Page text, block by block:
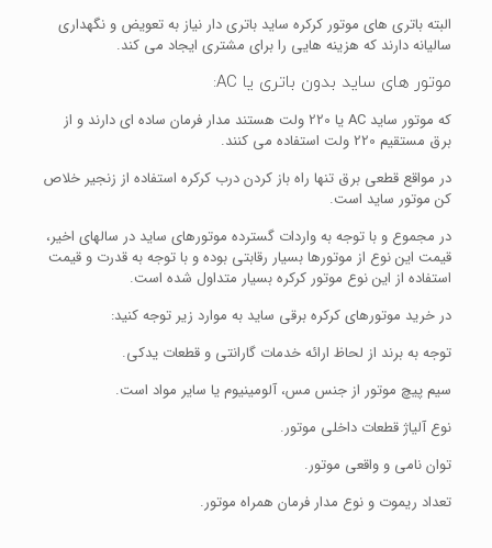
البته باتری های موتور کرکره ساید باتری دار نیاز به تعویض و نگهداری
سالیانه دارند که هزینه هایی را برای مشتری ایجاد می کند.
موتور های ساید بدون باتری یا AC:
که موتور ساید AC یا 220 ولت هستند مدار فرمان ساده ای دارند و از
برق مستقیم 220 ولت استفاده می کنند.
در مواقع قطعی برق تنها راه باز کردن درب کرکره استفاده از زنجیر خلاص
کن موتور ساید است.
در مجموع و با توجه به واردات گسترده موتورهای ساید در سالهای اخیر،
قیمت این نوع از موتورها بسیار رقابتی بوده و با توجه به قدرت و قیمت
استفاده از این نوع موتور کرکره بسیار متداول شده است.
در خرید موتورهای کرکره برقی ساید به موارد زیر توجه کنید:
توجه به برند از لحاظ ارائه خدمات گارانتی و قطعات یدکی.
سیم پیچ موتور از جنس مس، آلومینیوم یا سایر مواد است.
نوع آلیاژ قطعات داخلی موتور.
توان نامی و واقعی موتور.
تعداد ریموت و نوع مدار فرمان همراه موتور.